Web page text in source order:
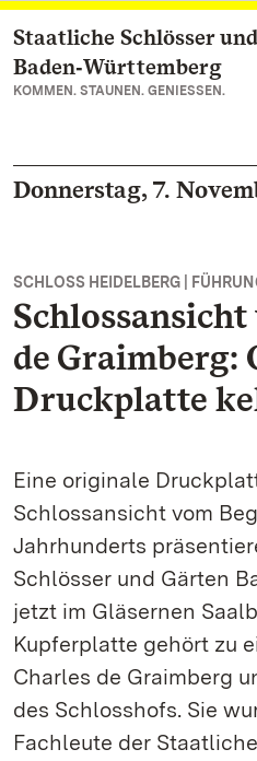
Zum Hauptinhalt springen
Staatliche Schlösser
Baden‑Württemberg
KOMMEN. STAUNEN. GENIESSEN.
Donnerstag, 7.
SCHLOSS HEIDELBERG |
de Graimberg:
Druckplatte
Eine originale
Schlossansicht vom
Jahrhunderts
Schlösser und Gärten
jetzt im Gläsernen
Kupferplatte gehört zu
Charles de Graimberg
des Schlosshofs. Sie
Fachleute der